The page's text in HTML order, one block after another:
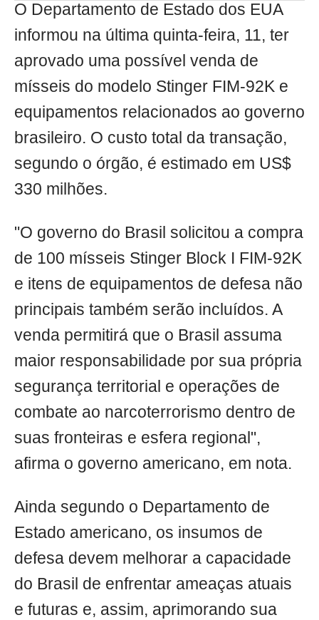
O Departamento de Estado dos EUA
informou na última quinta-feira, 11, ter
aprovado uma possível venda de
mísseis do modelo Stinger FIM-92K e
equipamentos relacionados ao governo
brasileiro. O custo total da transação,
segundo o órgão, é estimado em US$
330 milhões.
"O governo do Brasil solicitou a compra
de 100 mísseis Stinger Block I FIM-92K
e itens de equipamentos de defesa não
principais também serão incluídos. A
venda permitirá que o Brasil assuma
maior responsabilidade por sua própria
segurança territorial e operações de
combate ao narcoterrorismo dentro de
suas fronteiras e esfera regional",
afirma o governo americano, em nota.
Ainda segundo o Departamento de
Estado americano, os insumos de
defesa devem melhorar a capacidade
do Brasil de enfrentar ameaças atuais
e futuras e, assim, aprimorando sua